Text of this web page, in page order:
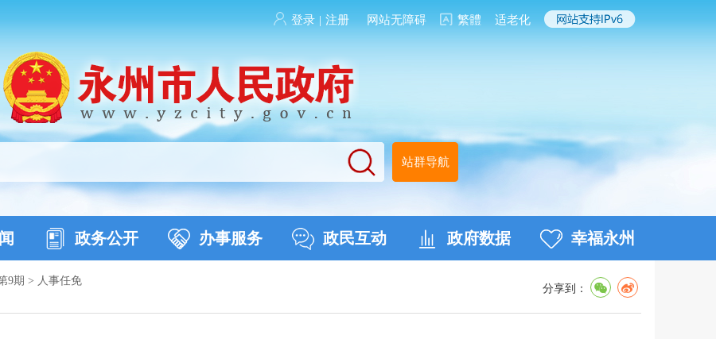
登录 | 注册 网站无障碍 繁體 适老化
站群导航
政务公开 办事服务 政民互动 政府数据 幸福永州
9期 > 人事任免
分享到：